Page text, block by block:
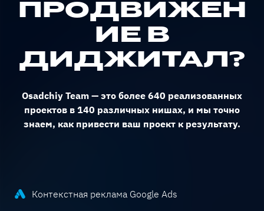
ПРОДВИЖЕН
ИЕ В
ДИДЖИТАЛ?
Osadchiy Team — это более 640 реализованных
проектов в 140 различных нишах, и мы точно
знаем, как привести ваш проект к результату.
Контекстная реклама Google Ads